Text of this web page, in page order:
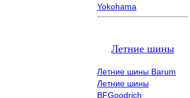
Yokohama
Летние шины
Летние шины Barum
Летние шины
BFGoodrich